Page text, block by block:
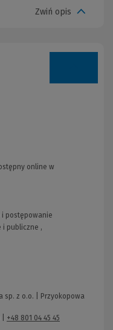
Zwiń opis
online w
i postępowanie
i publiczne ,
sp. z o.o. | Przyokopowa
+48 801 04 45 45